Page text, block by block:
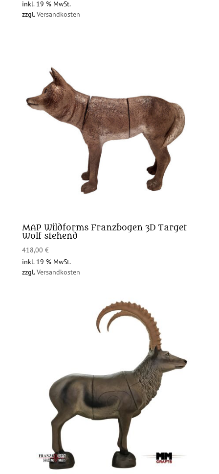
inkl. 19 % MwSt.
zzgl.Versandkosten
MAP Wildforms Franzbogen 3D Target
Wolf stehend
418,00 €
inkl. 19 % MwSt.
zzgl.Versandkosten